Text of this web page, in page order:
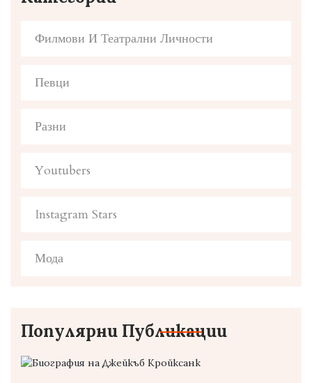
Филмови И Театрални Личности
Певци
Разни
Youtubers
Instagram Stars
Мода
Популярни Публикации